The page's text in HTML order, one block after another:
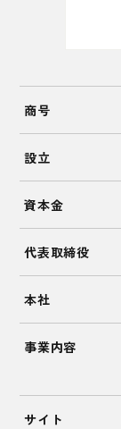
商号
設立
資本金
代表取締役
本社
事業内容
サイト